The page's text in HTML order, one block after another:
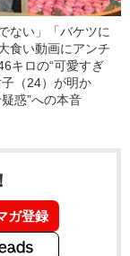
ない」「バケツに
食い動画にアンチ
キロの“可愛すぎ
子（24）が明か
惑”への本音
ガ登録